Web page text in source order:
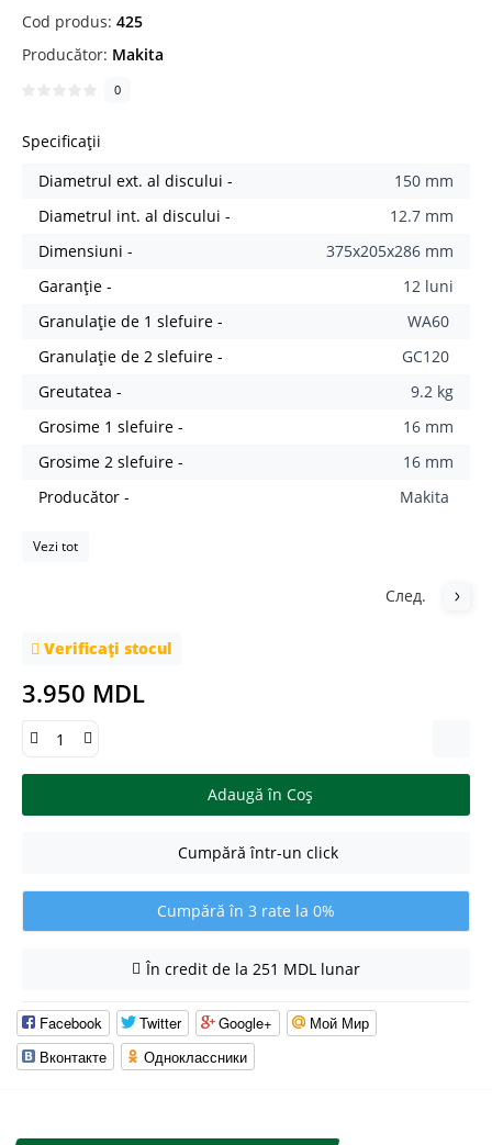
Cod produs: 425
Producător: Makita
0
Specificații
Diametrul ext. al discului -
150 mm
Diametrul int. al discului -
12.7 mm
Dimensiuni -
375x205x286 mm
Garanție -
12 luni
Granulație de 1 slefuire -
WA60
Granulație de 2 slefuire -
GC120
Greutatea -
9.2 kg
Grosime 1 slefuire -
16 mm
Grosime 2 slefuire -
16 mm
Producător -
Makita
Vezi tot
След.
Verificați stocul
3.950 MDL
Adaugă în Coş
Cumpără într-un click
Cumpără în 3 rate la 0%
În credit de la 251 MDL lunar
Facebook Twitter Google+
Мой Мир
Вконтакте
Одноклассники